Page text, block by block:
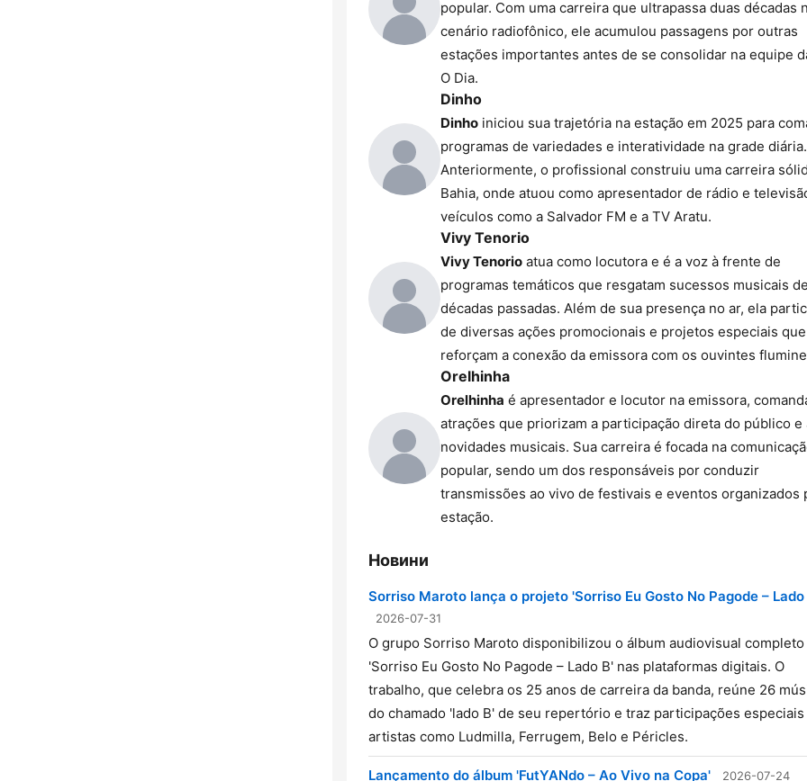
popular. Com uma carreira que ultrapassa duas décadas
cenário radiofônico, ele acumulou passagens por outras
estações importantes antes de se consolidar na equipe
O Dia.
Dinho
Dinho iniciou sua trajetória na estação em 2025 para
programas de variedades e interatividade na grade diária.
Anteriormente, o profissional construiu uma carreira
Bahia, onde atuou como apresentador de rádio e
veículos como a Salvador FM e a TV Aratu.
Vivy Tenorio
Vivy Tenorio atua como locutora e é a voz à frente de
programas temáticos que resgatam sucessos musicais
décadas passadas. Além de sua presença no ar, ela
de diversas ações promocionais e projetos especiais que
reforçam a conexão da emissora com os ouvintes
Orelhinha
Orelhinha é apresentador e locutor na emissora,
atrações que priorizam a participação direta do público e
novidades musicais. Sua carreira é focada na
popular, sendo um dos responsáveis por conduzir
transmissões ao vivo de festivais e eventos organizados
estação.
Новини
Sorriso Maroto lança o projeto 'Sorriso Eu Gosto No Pagode – Lado
2026-07-31
O grupo Sorriso Maroto disponibilizou o álbum audiovisual completo
'Sorriso Eu Gosto No Pagode – Lado B' nas plataformas digitais. O
trabalho, que celebra os 25 anos de carreira da banda, reúne 26
do chamado 'lado B' de seu repertório e traz participações
artistas como Ludmilla, Ferrugem, Belo e Péricles.
Lançamento do álbum 'FutYANdo – Ao Vivo na Copa' 2026-07-24